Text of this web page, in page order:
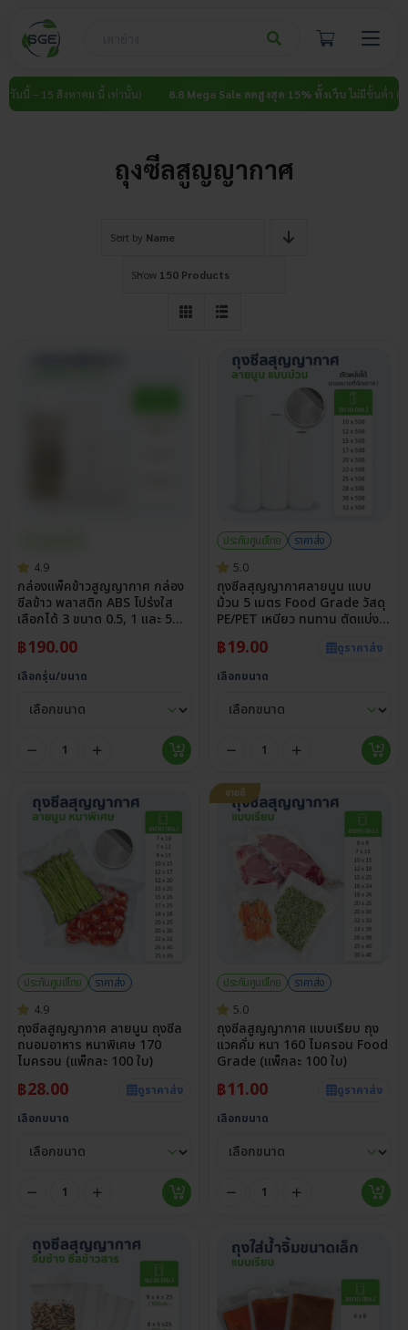
content
นี้ – 15 สิงหาคม นี้ เท่านั้น) 8.8 Mega Sale ลดสูงสุด 15% ทั้งเว็บไม่มีขั้นต่ำ (วันนี้
ถุงซีลสูญญากาศ
Sort by Name
Show 150 Products
4.9
กล่องแพ็คข้าวสูญญากาศ กล่อง
ซีลข้าว พลาสติก ABS โปร่งใส
เลือกได้ 3 ขนาด 0.5, 1 และ 5
฿190.00
เลือกรุ่น/ขนาด
ประกันศูนย์ไทย
ราคาส่ง
5.0
ถุงซีลสุญญากาศลายนูน แบบ
ม้วน 5 เมตร Food Grade วัสดุ
PE/PET เหนียว ทนทาน ตัดแบ่ง
฿19.00
ดูราคาส่ง
เลือกขนาด
ประกันศูนย์ไทย
ราคาส่ง
4.9
ถุงซีลสูญญากาศ ลายนูน ถุงซีล
ถนอมอาหาร หนาพิเศษ 170
ไมครอน (แพ็กละ 100 ใบ)
฿28.00
ดูราคาส่ง
เลือกขนาด
ขายดี
ประกันศูนย์ไทย
ราคาส่ง
5.0
ถุงซีลสูญญากาศ แบบเรียบ ถุง
แวคคั่ม หนา 160 ไมครอน Food
Grade (แพ็กละ 100 ใบ)
฿11.00
ดูราคาส่ง
เลือกขนาด